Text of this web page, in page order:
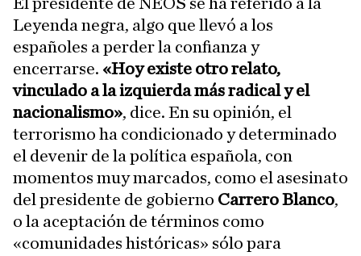
Leyenda negra, algo que llevó a los
españoles a perder la confianza y
encerrarse. «Hoy existe otro relato,
vinculado a la izquierda más radical y el
nacionalismo», dice. En su opinión, el
terrorismo ha condicionado y determinado
el devenir de la política española, con
momentos muy marcados, como el asesinato
del presidente de gobierno Carrero Blanco,
o la aceptación de términos como
«comunidades históricas» sólo para